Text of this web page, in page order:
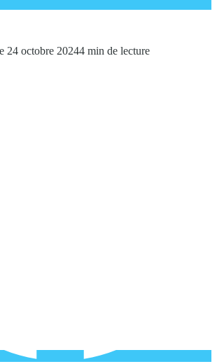
24 octobre 20244 min de lecture